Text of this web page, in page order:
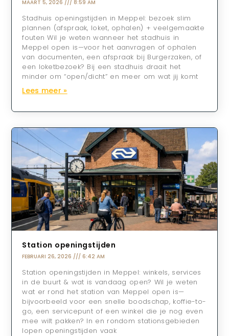
MAART 5, 2026 8:59 AM
Stadhuis openingstijden in Meppel: bezoek slim
plannen (afspraak, loket, ophalen) + veelgemaakte
fouten Wil je weten wanneer het stadhuis in
Meppel open is—voor het aanvragen of ophalen
van documenten, een afspraak bij Burgerzaken, of
een loketbezoek? Bij een stadhuis draait het
minder om “open/dicht” en meer om wat jij komt
Lees meer »
Station openingstijden
FEBRUARI 26, 2026 6:42 AM
Station openingstijden in Meppel: winkels, services
in de buurt & wat is vandaag open? Wil je weten
wat er rond het station van Meppel open is—
bijvoorbeeld voor een snelle boodschap, koffie-to-
go, een servicepunt of een winkel die je nog even
mee wilt pakken? In en rondom stationsgebieden
lopen openingstijden vaak